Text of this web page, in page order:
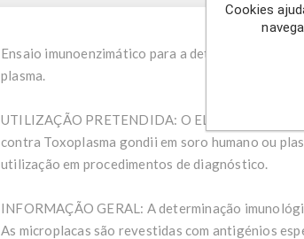
Ensaio imunoenzimático para a determinação
plasma.
UTILIZAÇÃO PRETENDIDA: O ELISA
contra Toxoplasma gondii em soro humano ou
utilização em procedimentos de diagnóstico.
INFORMAÇÃO GERAL: A determinação
As microplacas são revestidas com antigénios
Cookies